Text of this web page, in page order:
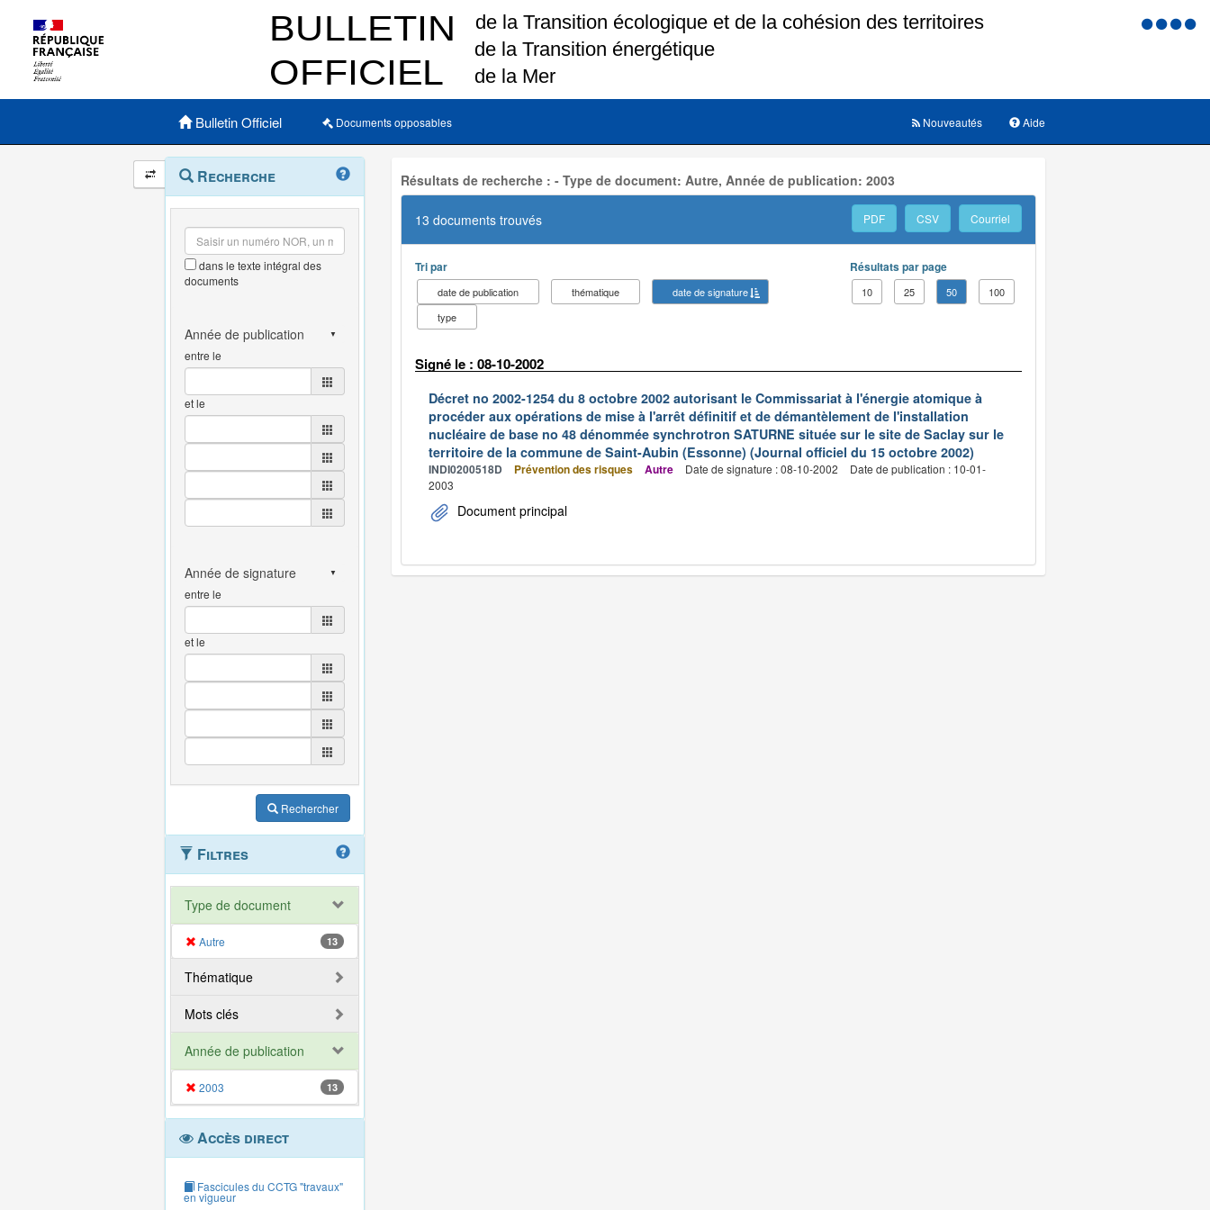
Menu
Menu principal
Bulletin Officiel Documents opposables Aide
Nouveautés
Navigation
et
outils
annexes
Menu
contextuel
Recherche
dans le texte intégral des
documents
entre le
et le
entre le
et le
Rechercher
Filtres
Type de document
Autre 13
Thématique
Mots clés
Année de publication
2003 13
Accès direct
Fascicules du CCTG "travaux"
en vigueur
Résultats de recherche : - Type de document: Autre, Année de publication: 2003
13 documents trouvés PDF CSV Courriel
Tri par
date de publication thématique
date de signature
type
Résultats par page
10 25 50 100
Signé le : 08-10-2002
Décret no 2002-1254 du 8 octobre 2002 autorisant le Commissariat à l'énergie atomique à
procéder aux opérations de mise à l'arrêt définitif et de démantèlement de l'installation
nucléaire de base no 48 dénommée synchrotron SATURNE située sur le site de Saclay sur le
territoire de la commune de Saint-Aubin (Essonne) (Journal officiel du 15 octobre 2002)
INDI0200518D Prévention des risques Autre Date de signature : 08-10-2002
Date de publication : 10-01-
2003
Document principal